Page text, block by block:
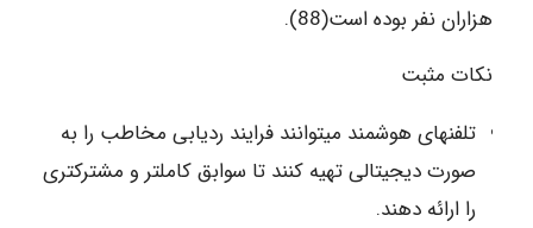
هزاران نفر بوده است(88).
نکات مثبت
تلفن‎های هوشمند می‎توانند فرایند ردیابی مخاطب را به
صورت دیجیتالی تهیه کنند تا سوابق کاملتر و مشترک‎تری
را ارائه دهند.